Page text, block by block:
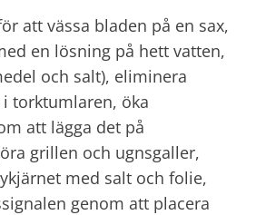
att vässa bladen på en sax,
en lösning på hett vatten,
och salt), eliminera
torktumlaren, öka
att lägga det på
grillen och ugnsgaller,
med salt och folie,
genom att placera